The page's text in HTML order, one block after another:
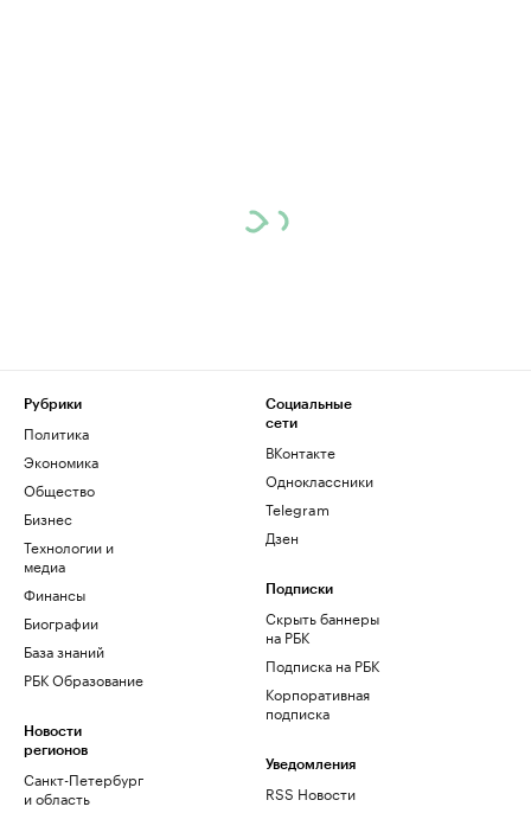
Рубрики
Политика
Экономика
Общество
Бизнес
Технологии и
медиа
Финансы
Биографии
База знаний
РБК Образование
Новости
регионов
Санкт-Петербург
и область
Социальные
сети
ВКонтакте
Одноклассники
Telegram
Дзен
Подписки
Скрыть баннеры
на РБК
Подписка на РБК
Корпоративная
подписка
Уведомления
RSS Новости